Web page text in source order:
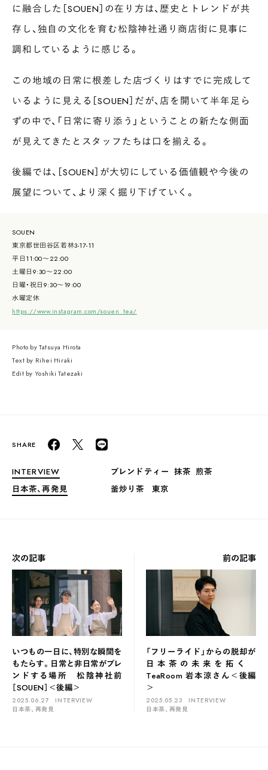
に融合した［SOUEN］の在り方は、歴史とトレンドが共
存し、独自の文化を育む松陰神社通り商店街に見事に
調和しているように感じる。
この地域の日常に根差した店づくりはすでに完成して
いるように見える［SOUEN］だが、店を開いて半年足ら
ずの中で、「日常に寄り添う」ということの新たな側面
が見えてきたとスタッフたちは口を揃える。
後編では、［SOUEN］が大切にしている価値観や今後の
展望について、より深く掘り下げていく。
SOUEN
東京都世田谷区若林3-17-11
平日11:00〜22:00
土曜日9:30〜22:00
日曜・祝日9:30〜19:00
水曜定休
https://www.instagram.com/souen_tea/
Photo by Tatsuya Hirota
Text by Rihei Hiraki
Edit by Yoshiki Tatezaki
INTERVIEW
日本茶、再発見
ブレンドティー 抹茶 煎茶
釜炒り茶
東京
次の記事
いつもの一日に、特別な瞬間を
もたらす。日常と非日常がブレ
ンドする場所 松陰神社前
［SOUEN］＜後編＞
2025.06.27
INTERVIEW
日本茶、再発見
前の記事
「フリーライド」からの脱却が
日本茶の未来を拓く
TeaRoom 岩本涼さん＜後編
＞
2025.05.23
INTERVIEW
日本茶、再発見